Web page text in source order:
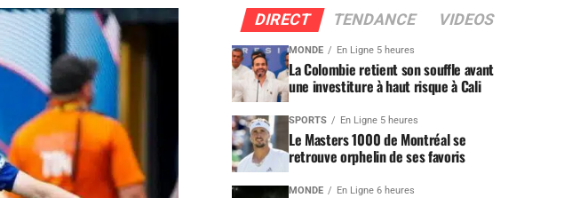
DIRECT TENDANCE VIDEOS
MONDE En Ligne 5 heures
La Colombie retient son souffle avant
une investiture à haut risque à Cali
SPORTS En Ligne 5 heures
Le Masters 1000 de Montréal se
retrouve orphelin de ses favoris
MONDE En Ligne 6 heures